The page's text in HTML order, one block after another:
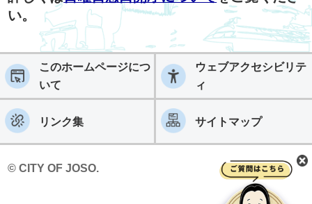
い。
このホームページにつ
いて
ウェブアクセシビリテ
ィ
リンク集 サイトマップ
© CITY OF JOSO.